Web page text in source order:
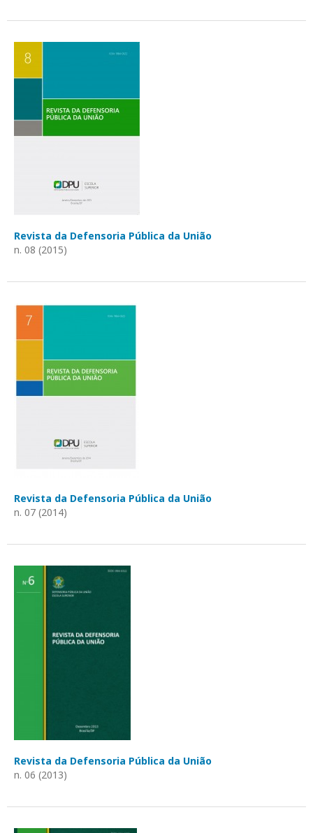
Revista da Defensoria Pública da União
n. 08 (2015)
Revista da Defensoria Pública da União
n. 07 (2014)
Revista da Defensoria Pública da União
n. 06 (2013)